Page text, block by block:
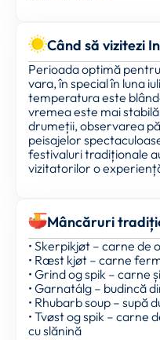
Când să vizitezi
Perioada optimă
vara, în special în luna
temperatura este
vremea este mai
drumeții, observarea
peisajelor
festivaluri tradiționale
vizitatorilor o
Mâncăruri
• Skerpikjøt – carne de
• Ræst kjøt – carne
• Grind og spik – carne
• Garnatálg – budincă
• Rhubarb soup – supă
• Tvøst og spik –
cu slănină